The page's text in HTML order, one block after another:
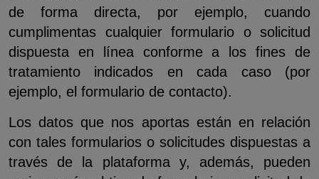
de forma directa, por ejemplo, cuando
cumplimentas cualquier formulario o solicitud
dispuesta en línea conforme a los fines de
tratamiento indicados en cada caso (por
ejemplo, el formulario de contacto).
Los datos que nos aportas están en relación
con tales formularios o solicitudes dispuestas a
través de la plataforma y, además, pueden